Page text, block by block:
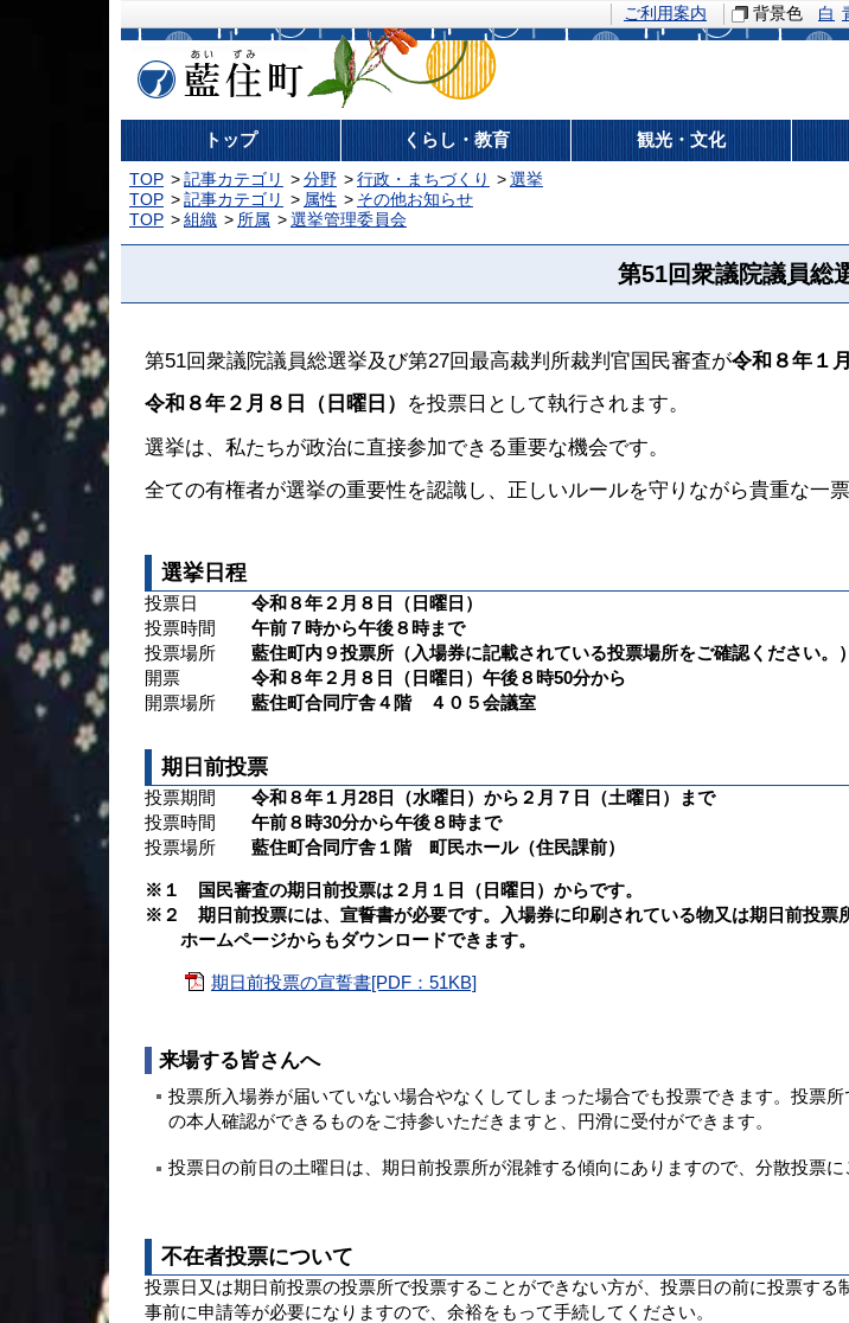
ご利用案内 背景色 白
藍住町
トップ くらし・教育 観光・文化
TOP 記事カテゴリ 分野 行政・まちづくり
選挙
TOP
記事カテゴリ 属性
その他お知らせ
TOP
組織 所属 選挙管理委員会
第51回衆議院議員総
第51回衆議院議員総選挙及び第27回最高裁判所裁判官国民審査が令和８年１
令和８年２月８日（日曜日）
を投票日として執行されます。
選挙は、私たちが政治に直接参加できる重要な機会です。
全ての有権者が選挙の重要性を認識し、正しいルールを守りながら貴重な一票
選挙日程
投票日 令和８年２月８日（日曜日）
投票時間 午前７時から午後８時まで
投票場所 藍住町内９投票所（入場券に記載されている投票場所をご確認ください。）
開票 令和８年２月８日（日曜日）午後８時50分から
開票場所 藍住町合同庁舎４階 ４０５会議室
期日前投票
投票期間 令和８年１月28日（水曜日）から２月７日（土曜日）まで
投票時間 午前８時30分から午後８時まで
投票場所 藍住町合同庁舎１階 町民ホール（住民課前）
※１ 国民審査の期日前投票は２月１日（日曜日）からです。
※２ 期日前投票には、宣誓書が必要です。入場券に印刷されている物又は期日前投票
ホームページからもダウンロードできます。
期日前投票の宣誓書[PDF：51KB]
来場する皆さんへ
投票所入場券が届いていない場合やなくしてしまった場合でも投票できます。投票所
の本人確認ができるものをご持参いただきますと、円滑に受付ができます。
投票日の前日の土曜日は、期日前投票所が混雑する傾向にありますので、分散投票に
不在者投票について
投票日又は期日前投票の投票所で投票することができない方が、投票日の前に投票する
事前に申請等が必要になりますので、余裕をもって手続してください。